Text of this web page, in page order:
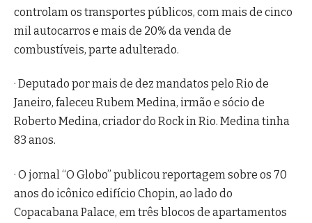
controlam os transportes públicos, com mais de cinco
mil autocarros e mais de 20% da venda de
combustíveis, parte adulterado.
· Deputado por mais de dez mandatos pelo Rio de
Janeiro, faleceu Rubem Medina, irmão e sócio de
Roberto Medina, criador do Rock in Rio. Medina tinha
83 anos.
· O jornal “O Globo” publicou reportagem sobre os 70
anos do icônico edifício Chopin, ao lado do
Copacabana Palace, em três blocos de apartamentos